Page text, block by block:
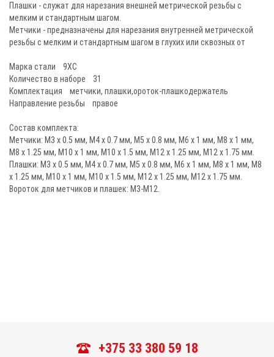
Плашки - служат для нарезания внешней метрической резьбы с
мелким и стандартным шагом.
Метчики - предназначены для нарезания внутренней метрической
резьбы с мелким и стандартным шагом в глухих или сквозных от
Марка стали 9ХС
Количество в наборе 31
Комплектация метчики, плашки,ороток-плашкодержатель
Направление резьбы правое
Состав комплекта:
Метчики: М3 x 0.5 мм, М4 x 0.7 мм, М5 x 0.8 мм, М6 x 1 мм, М8 x 1 мм,
М8 x 1.25 мм, М10 x 1 мм, М10 x 1.5 мм, М12 x 1.25 мм, М12 x 1.75 мм.
Плашки: М3 x 0.5 мм, М4 x 0.7 мм, М5 x 0.8 мм, М6 x 1 мм, М8 x 1 мм, М8
x 1.25 мм, М10 x 1 мм, М10 x 1.5 мм, М12 x 1.25 мм, М12 x 1.75 мм.
Вороток для метчиков и плашек: М3-М12.
+375 33 380 59 18